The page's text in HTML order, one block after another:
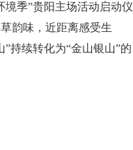
境季”贵阳主场活动启动仪
韵味，近距离感受生
持续转化为“金山银山”的